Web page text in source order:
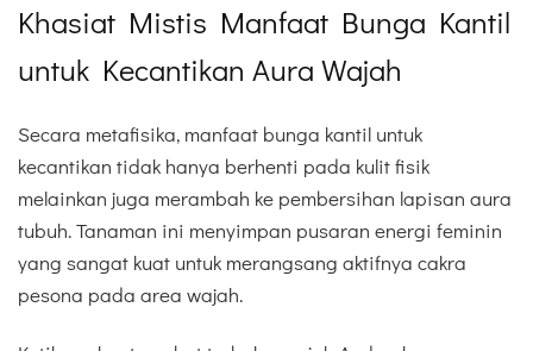
Khasiat Mistis Manfaat Bunga Kantil
untuk Kecantikan Aura Wajah
Secara metafisika, manfaat bunga kantil untuk
kecantikan tidak hanya berhenti pada kulit fisik
melainkan juga merambah ke pembersihan lapisan aura
tubuh. Tanaman ini menyimpan pusaran energi feminin
yang sangat kuat untuk merangsang aktifnya cakra
pesona pada area wajah.